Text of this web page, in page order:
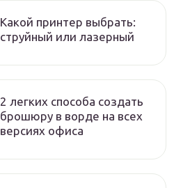
Какой принтер выбрать:
струйный или лазерный
2 легких способа создать
брошюру в ворде на всех
версиях офиса